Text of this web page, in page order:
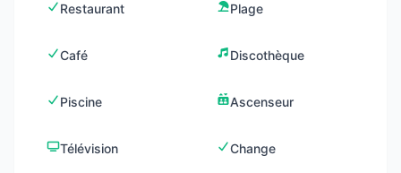
Restaurant Plage
Café Discothèque
Piscine Ascenseur
Télévision Change